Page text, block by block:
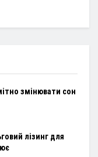
змінювати сон
лізинг для